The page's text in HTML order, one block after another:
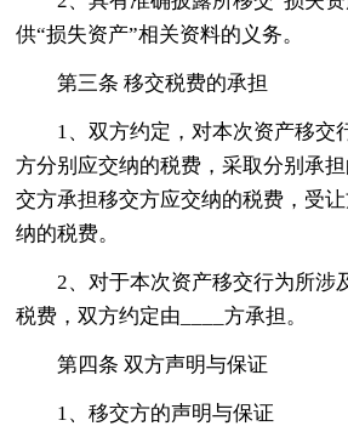
供“损失资产”相关资料的义务。
第三条 移交税费的承担
1、双方约定，对本次资产移交
方分别应交纳的税费，采取分别承
交方承担移交方应交纳的税费，受
纳的税费。
2、对于本次资产移交行为所涉
税费，双方约定由____方承担。
第四条 双方声明与保证
1、移交方的声明与保证